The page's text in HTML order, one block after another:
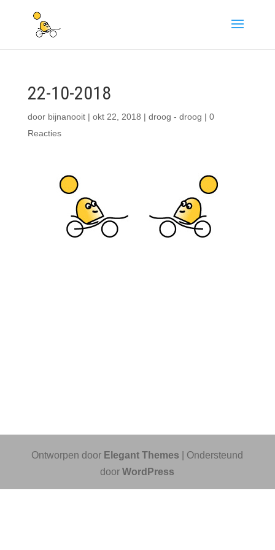
22-10-2018
door bijnanooit| okt 22, 2018 | droog - droog | 0
Reacties
Ontworpen door Elegant Themes | Ondersteund
doorWordPress